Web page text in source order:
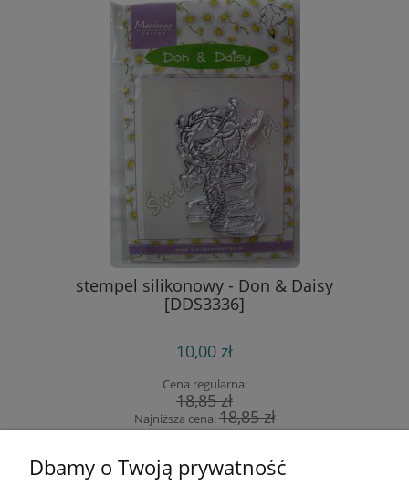
stempel silikonowy - Don & Daisy
[DDS3336]
10,00 zł
Cena regularna:
18,85 zł
Najniższa cena:18,85 zł
Dbamy o Twoją prywatność